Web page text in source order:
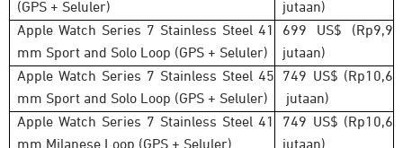
(GPS + Seluler)
jutaan)
Apple Watch Series 7 Stainless Steel 41
mm Sport and Solo Loop (GPS + Seluler)
699 US$ (Rp9,9
jutaan)
Apple Watch Series 7 Stainless Steel 45
mm Sport and Solo Loop (GPS + Seluler)
749 US$ (Rp10,6
jutaan)
Apple Watch Series 7 Stainless Steel 41
749 US$ (Rp10,6